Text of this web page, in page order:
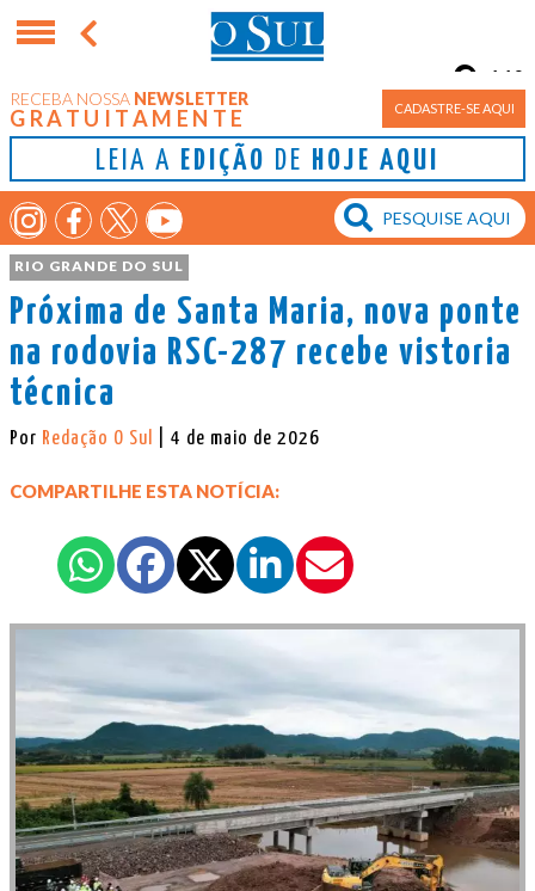
RECEBA NOSSA NEWSLETTER
GRATUITAMENTE CADASTRE-SE AQUI
LEIA A EDIÇÃO DE HOJE AQUI
Porto Alegre
11°
RIO GRANDE DO SUL
Próxima de Santa Maria, nova ponte
na rodovia RSC-287 recebe vistoria
técnica
Por Redação O Sul | 4 de maio de 2026
COMPARTILHE ESTA NOTÍCIA: